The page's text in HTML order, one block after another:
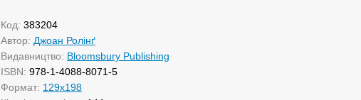
Код: 383204
Автор: Джоан Ролінґ
Видавництво: Bloomsbury Publishing
ISBN: 978-1-4088-8071-5
Формат: 129x198